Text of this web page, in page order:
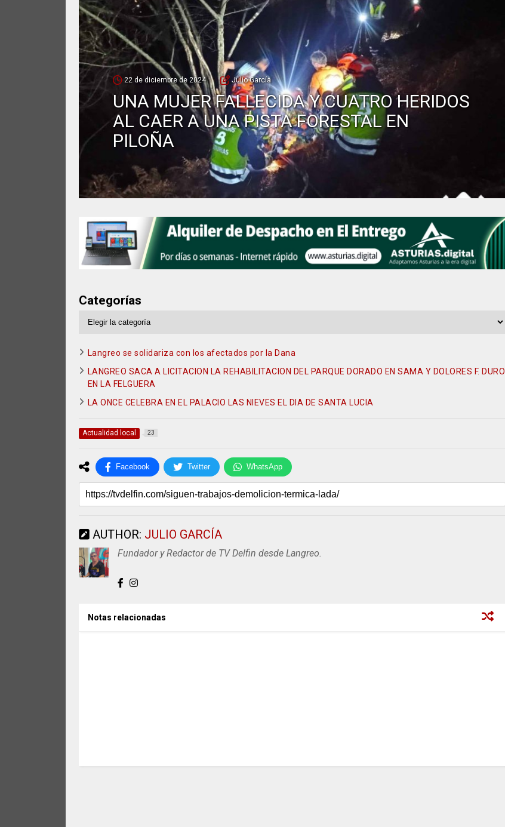
22 de diciembre de 2024 Julio García
UNA MUJER FALLECIDA Y CUATRO HERIDOS
AL CAER A UNA PISTA FORESTAL EN
PILOÑA
Categorías
Categorías
Langreo se solidariza con los afectados por la Dana
LANGREO SACA A LICITACION LA REHABILITACION DEL PARQUE DORADO EN SAMA Y DOLORES F. DURO
EN LA FELGUERA
LA ONCE CELEBRA EN EL PALACIO LAS NIEVES EL DIA DE SANTA LUCIA
Actualidad local 23
Facebook Twitter WhatsApp
AUTHOR: JULIO GARCÍA
Fundador y Redactor de TV Delfin desde Langreo.
Notas relacionadas